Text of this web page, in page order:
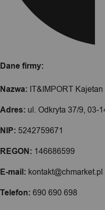
Dane firmy:
Nazwa: IT&IMPORT
Adres: ul. Odkryta 37/9, 03-
NIP: 5242759671
REGON: 146686599
E-mail: kontakt@chmarket.pl
Telefon: 690 690 698